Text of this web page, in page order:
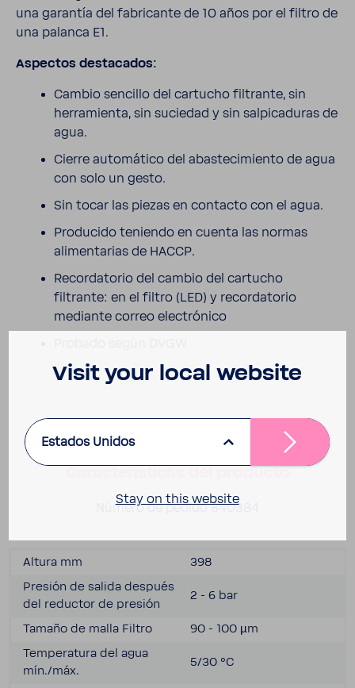
una garantía del fabri­cante de 10 años por el filtro de
una palanca E1.
Aspectos desta­cados:
Cambio sencillo del cartucho filtrante, sin
herra­mienta, sin suciedad y sin salpi­ca­duras de
agua.
Cierre auto­má­tico del abas­te­ci­miento de agua
con solo un gesto.
Sin tocar las piezas en contacto con el agua.
Produ­cido teniendo en cuenta las normas
alimen­ta­rias de HACCP.
Recor­da­torio del cambio del cartucho
filtrante: en el filtro (LED) y recor­da­torio
mediante correo elec­tró­nico
Deta­lles técnicos
Número de pedido 840384
Altura mm
398
Presión de salida después
del reductor de presión
2 - 6 bar
Tamaño de malla Filtro
90 - 100 µm
Tempe­ra­tura del agua
mín./máx.
5/30 °C
Visit your local website
Estados Unidos
Stay on this website